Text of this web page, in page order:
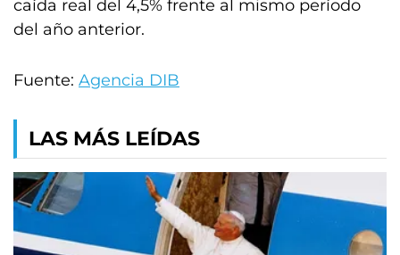
caída real del 4,5% frente al mismo período
del año anterior.
Fuente: Agencia DIB
LAS MÁS LEÍDAS